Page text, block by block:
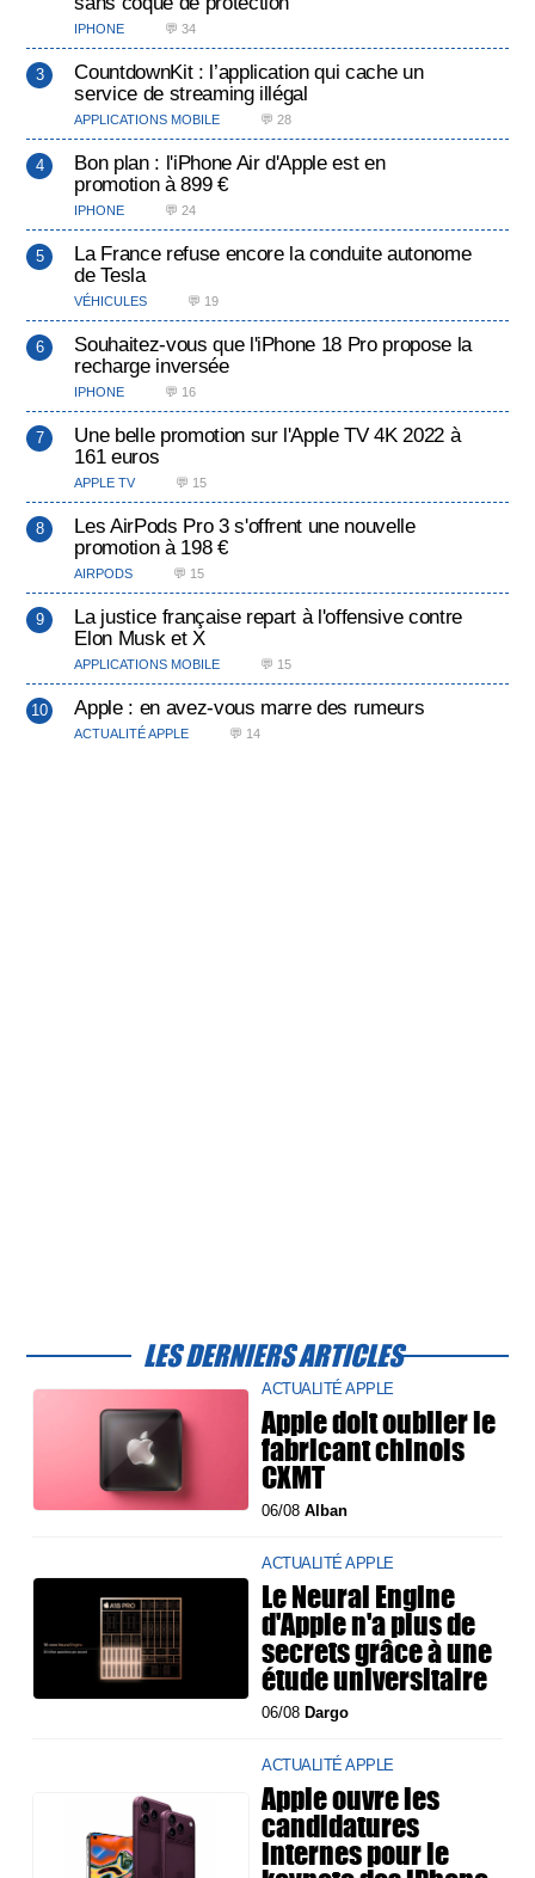
IPHONE 💬 34
CountdownKit : l’application qui cache un
service de streaming illégal
APPLICATIONS MOBILE 💬 28
Bon plan : l'iPhone Air d'Apple est en
promotion à 899 €
IPHONE 💬 24
La France refuse encore la conduite autonome
de Tesla
VÉHICULES 💬 19
Souhaitez-vous que l'iPhone 18 Pro propose la
recharge inversée
IPHONE 💬 16
Une belle promotion sur l'Apple TV 4K 2022 à
161 euros
APPLE TV 💬 15
Les AirPods Pro 3 s'offrent une nouvelle
promotion à 198 €
AIRPODS 💬 15
La justice française repart à l'offensive contre
Elon Musk et X
APPLICATIONS MOBILE 💬 15
Apple : en avez-vous marre des rumeurs
ACTUALITÉ APPLE 💬 14
LES DERNIERS ARTICLES
ACTUALITÉ APPLE
Apple doit oublier le
fabricant chinois
CXMT
06/08Alban
ACTUALITÉ APPLE
Le Neural Engine
d'Apple n'a plus de
secrets grâce à une
étude universitaire
06/08 Dargo
ACTUALITÉ APPLE
Apple ouvre les
candidatures
internes pour le